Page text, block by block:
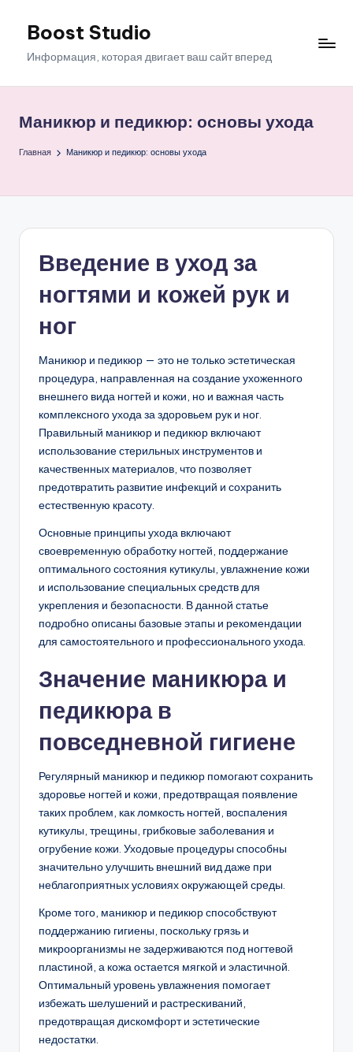
ПерейтиBoost Studio
Информация, которая двигает ваш сайт вперед
Маникюр и педикюр: основы ухода
Главная Маникюр и педикюр: основы ухода
Введение в уход за
ногтями и кожей рук и
ног
Маникюр и педикюр — это не только эстетическая
процедура, направленная на создание ухоженного
внешнего вида ногтей и кожи, но и важная часть
комплексного ухода за здоровьем рук и ног.
Правильный маникюр и педикюр включают
использование стерильных инструментов и
качественных материалов, что позволяет
предотвратить развитие инфекций и сохранить
естественную красоту.
Основные принципы ухода включают
своевременную обработку ногтей, поддержание
оптимального состояния кутикулы, увлажнение кожи
и использование специальных средств для
укрепления и безопасности. В данной статье
подробно описаны базовые этапы и рекомендации
для самостоятельного и профессионального ухода.
Значение маникюра и
педикюра в
повседневной гигиене
Регулярный маникюр и педикюр помогают сохранить
здоровье ногтей и кожи, предотвращая появление
таких проблем, как ломкость ногтей, воспаления
кутикулы, трещины, грибковые заболевания и
огрубение кожи. Уходовые процедуры способны
значительно улучшить внешний вид даже при
неблагоприятных условиях окружающей среды.
Кроме того, маникюр и педикюр способствуют
поддержанию гигиены, поскольку грязь и
микроорганизмы не задерживаются под ногтевой
пластиной, а кожа остается мягкой и эластичной.
Оптимальный уровень увлажнения помогает
избежать шелушений и растрескиваний,
предотвращая дискомфорт и эстетические
недостатки.